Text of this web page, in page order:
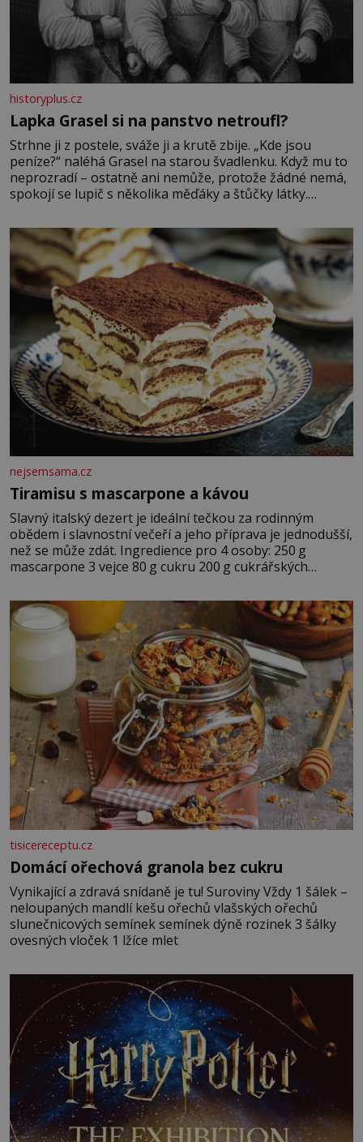
historyplus.cz
Lapka Grasel si na panstvo netroufl?
Strhne ji z postele, sváže ji a krutě zbije. „Kde jsou
peníze?“ naléhá Grasel na starou švadlenku. Když mu to
neprozradí – ostatně ani nemůže, protože žádné nemá,
spokojí se lupič s několika měďáky a štůčky látky.
krutý. Jeho činy budí hrůzu ještě dlouho po jeho smrti
nejsemsama.cz
Tiramisu s mascarpone a kávou
Slavný italský dezert je ideální tečkou za rodinným
obědem i slavnostní večeří a jeho příprava je jednodušší,
než se může zdát. Ingredience pro 4 osoby: 250 g
mascarpone 3 vejce 80 g cukru 200 g cukrářských
posypání Postup: Oddělte žloutky od bílků. Žloutky
vyšlehejte s cukrem do světlé pěny a postupně do nich
vmíchejte mascarpone, aby vznikl hladký
tisicereceptu.cz
Domácí ořechová granola bez cukru
Vynikající a zdravá snídaně je tu! Suroviny Vždy 1 šálek –
neloupaných mandlí kešu ořechů vlašských ořechů
slunečnicových semínek semínek dýně rozinek 3 šálky
ovesných vloček 1 lžíce mlet